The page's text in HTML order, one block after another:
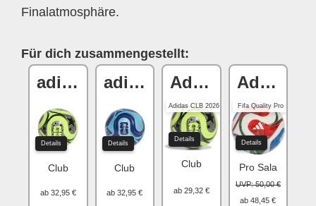
Finalatmosphäre.
Für dich zusammengestellt:
adidas Trionda
Details
Club
ab 32,95 €
adidas Trionda
Details
Club
ab 32,95 €
Adidas Trionda
Adidas CLB 2026
Details
Club
ab 29,32 €
Adidas Trionda
Fifa Quality Pro
Details
Pro Sala
UVP: 50,00 €
ab 48,45 €